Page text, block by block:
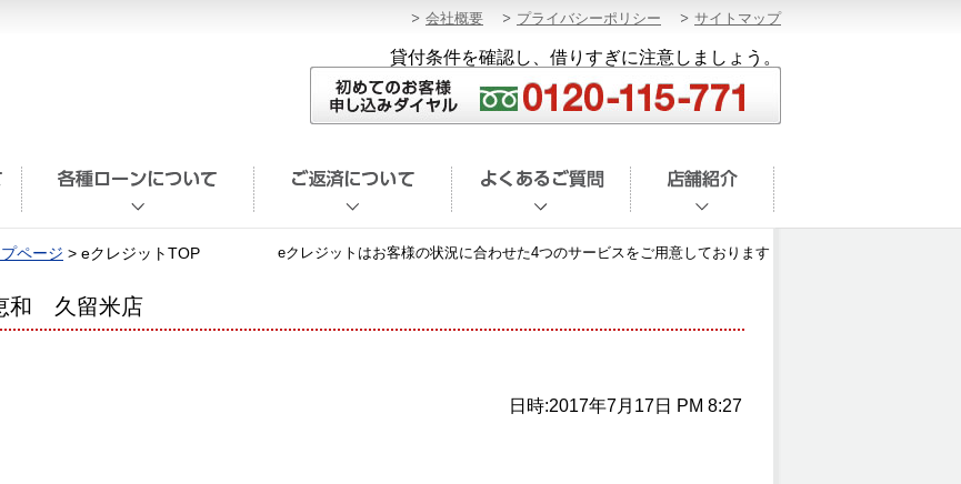
サイトマップ
プライバシーポリシー
会社概要
貸付条件を確認し、借りすぎに注意しましょう。
プページ > eクレジットTOP eクレジットはお客様の状況に合わせた4つのサービスをご用意しております
和 久留米店
日時:2017年7月17日 PM 8:27